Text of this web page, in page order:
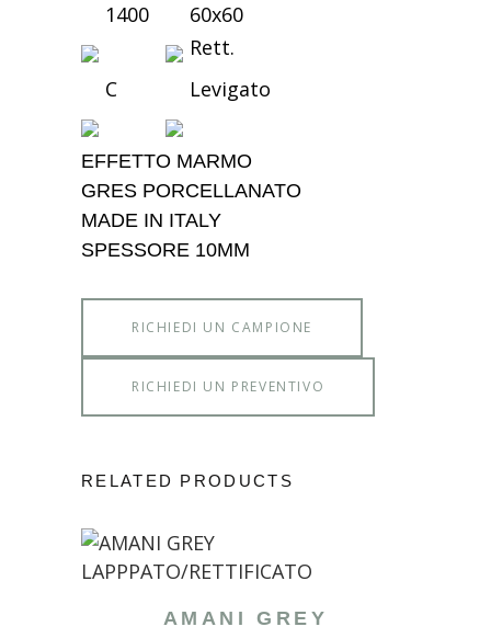
1400
60x60
Rett.
C
Levigato
EFFETTO MARMO
GRES PORCELLANATO
MADE IN ITALY
SPESSORE 10MM
RICHIEDI UN CAMPIONE
RICHIEDI UN PREVENTIVO
RELATED PRODUCTS
AMANI GREY